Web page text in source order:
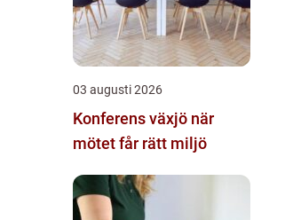
03 augusti 2026
Konferens växjö när
mötet får rätt miljö